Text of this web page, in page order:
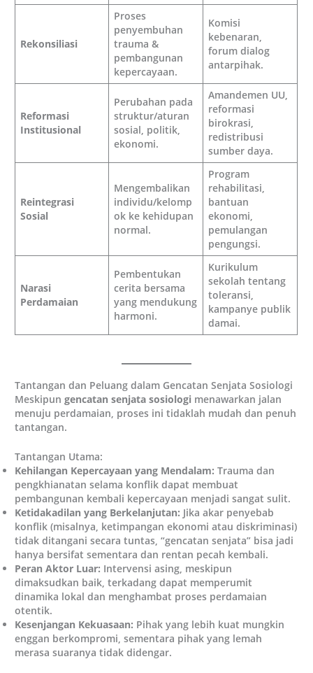
Rekonsiliasi
Proses
penyembuhan
trauma &
pembangunan
kepercayaan.
Komisi
kebenaran,
forum dialog
antarpihak.
Reformasi
Institusional
Perubahan pada
struktur/aturan
sosial, politik,
ekonomi.
Amandemen UU,
reformasi
birokrasi,
redistribusi
sumber daya.
Reintegrasi
Sosial
Mengembalikan
individu/kelomp
ok ke kehidupan
normal.
Program
rehabilitasi,
bantuan
ekonomi,
pemulangan
pengungsi.
Narasi
Perdamaian
Pembentukan
cerita bersama
yang mendukung
harmoni.
Kurikulum
sekolah tentang
toleransi,
kampanye publik
damai.
Tantangan dan Peluang dalam Gencatan Senjata Sosiologi
Meskipungencatan senjata sosiologi menawarkan jalan
menuju perdamaian, proses ini tidaklah mudah dan penuh
tantangan.
Tantangan Utama:
Kehilangan Kepercayaan yang Mendalam: Trauma dan
pengkhianatan selama konflik dapat membuat
pembangunan kembali kepercayaan menjadi sangat sulit.
Ketidakadilan yang Berkelanjutan: Jika akar penyebab
konflik (misalnya, ketimpangan ekonomi atau diskriminasi)
tidak ditangani secara tuntas, “gencatan senjata” bisa jadi
hanya bersifat sementara dan rentan pecah kembali.
Peran Aktor Luar: Intervensi asing, meskipun
dimaksudkan baik, terkadang dapat memperumit
dinamika lokal dan menghambat proses perdamaian
otentik.
Kesenjangan Kekuasaan: Pihak yang lebih kuat mungkin
enggan berkompromi, sementara pihak yang lemah
merasa suaranya tidak didengar.